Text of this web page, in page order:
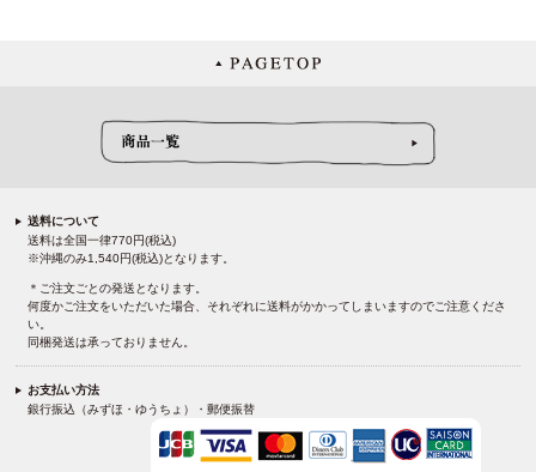
送料について
送料は全国一律770円(税込)
※沖縄のみ1,540円(税込)となります。
＊ご注文ごとの発送となります。
何度かご注文をいただいた場合、それぞれに送料がかかってしまいますのでご注意くださ
い。
同梱発送は承っておりません。
お支払い方法
銀行振込（みずほ・ゆうちょ）・郵便振替